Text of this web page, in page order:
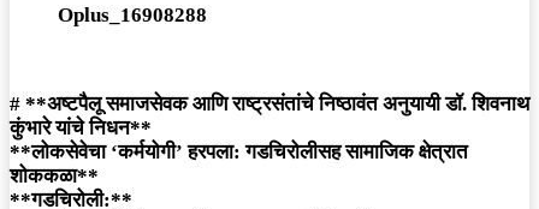
Oplus_16908288
# **अष्टपैलू समाजसेवक आणि राष्ट्रसंतांचे निष्ठावंत अनुयायी डॉ. शिवनाथ
कुंभारे यांचे निधन**
**लोकसेवेचा ‘कर्मयोगी’ हरपला: गडचिरोलीसह सामाजिक क्षेत्रात
शोककळा**
**गडचिरोली:**